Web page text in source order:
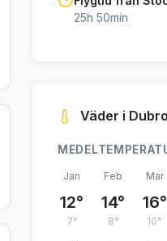
25h 50min
Väder i
Jan
12°
7°
Feb
14°
8°
Mar
16°
10°